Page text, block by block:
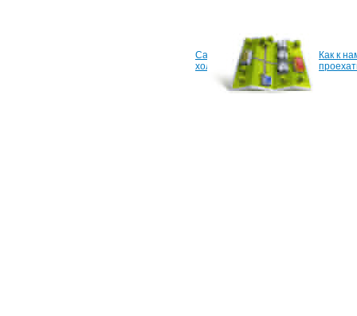
Сайт
холдинга
Как к